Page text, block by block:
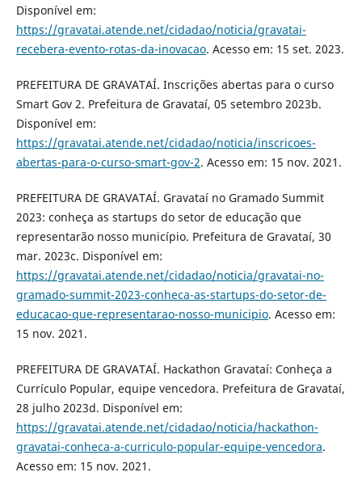
Disponível em:
https://gravatai.atende.net/cidadao/noticia/gravatai-
recebera-evento-rotas-da-inovacao. Acesso em: 15 set. 2023.
PREFEITURA DE GRAVATAÍ. Inscrições abertas para o curso
Smart Gov 2. Prefeitura de Gravataí, 05 setembro 2023b.
Disponível em:
https://gravatai.atende.net/cidadao/noticia/inscricoes-
abertas-para-o-curso-smart-gov-2. Acesso em: 15 nov. 2021.
PREFEITURA DE GRAVATAÍ. Gravataí no Gramado Summit
2023: conheça as startups do setor de educação que
representarão nosso município. Prefeitura de Gravataí, 30
mar. 2023c. Disponível em:
https://gravatai.atende.net/cidadao/noticia/gravatai-no-
gramado-summit-2023-conheca-as-startups-do-setor-de-
educacao-que-representarao-nosso-municipio. Acesso em:
15 nov. 2021.
PREFEITURA DE GRAVATAÍ. Hackathon Gravataí: Conheça a
Currículo Popular, equipe vencedora. Prefeitura de Gravataí,
28 julho 2023d. Disponível em:
https://gravatai.atende.net/cidadao/noticia/hackathon-
gravatai-conheca-a-curriculo-popular-equipe-vencedora.
Acesso em: 15 nov. 2021.